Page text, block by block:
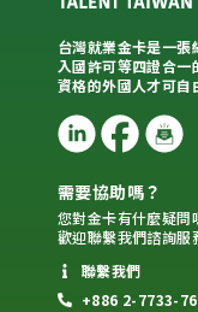
台灣就業金卡是一
入國許可等四證合
資格的外國人才可自
需要協助嗎？
您對金卡有什麼疑問
歡迎聯繫我們諮詢服
聯繫我們
+886 2-7733-